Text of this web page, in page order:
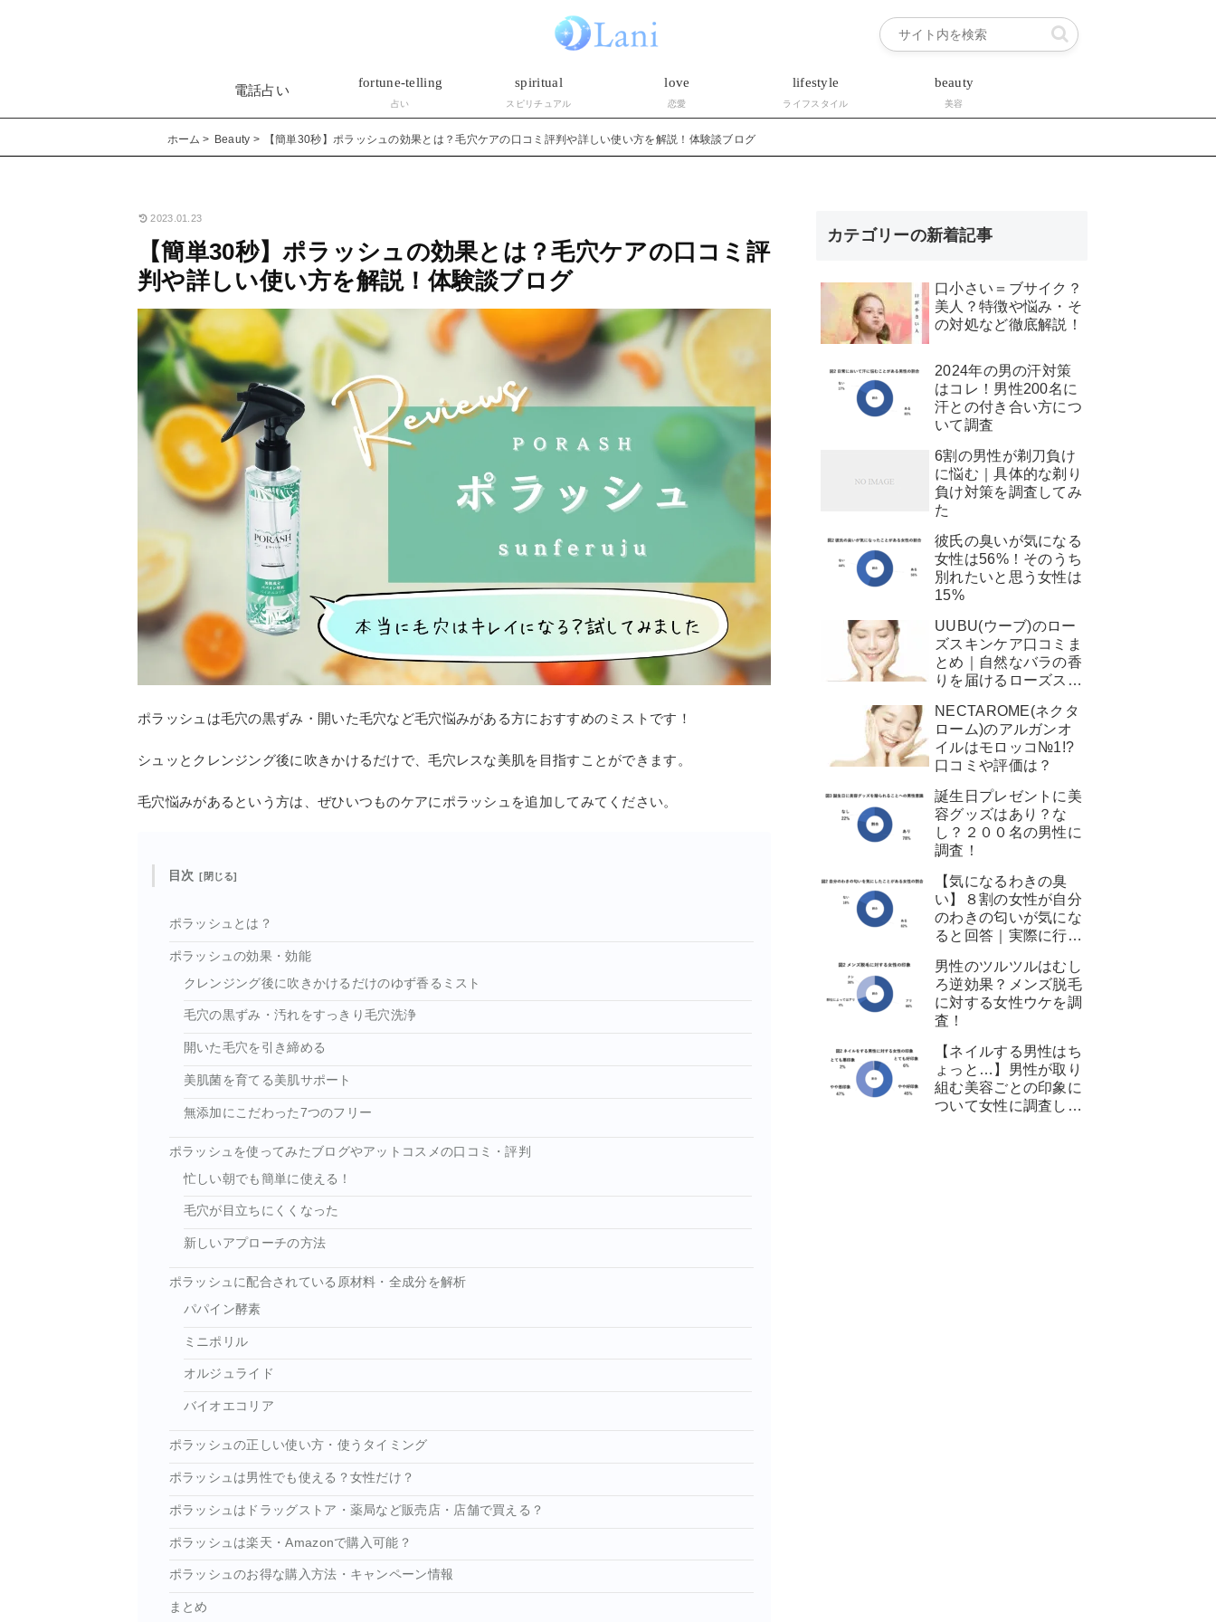
電話占い
fortune-telling
占い
spiritual
スピリチュアル
love
恋愛
lifestyle
ライフスタイル
beauty
美容
ホーム Beauty 【簡単30秒】ポラッシュの効果とは？毛穴ケアの口コミ評判や詳しい使い方を解説！体験談ブログ
2023.01.23
【簡単30秒】ポラッシュの効果とは？毛穴ケアの口コミ評
判や詳しい使い方を解説！体験談ブログ
ポラッシュは毛穴の黒ずみ・開いた毛穴など毛穴悩みがある方におすすめのミストです！
シュッとクレンジング後に吹きかけるだけで、毛穴レスな美肌を目指すことができます。
毛穴悩みがあるという方は、ぜひいつものケアにポラッシュを追加してみてください。
目次
ポラッシュとは？
ポラッシュの効果・効能
クレンジング後に吹きかけるだけのゆず香るミスト
毛穴の黒ずみ・汚れをすっきり毛穴洗浄
開いた毛穴を引き締める
美肌菌を育てる美肌サポート
無添加にこだわった7つのフリー
ポラッシュを使ってみたブログやアットコスメの口コミ・評判
忙しい朝でも簡単に使える！
毛穴が目立ちにくくなった
新しいアプローチの方法
ポラッシュに配合されている原材料・全成分を解析
パパイン酵素
ミニポリル
オルジュライド
バイオエコリア
ポラッシュの正しい使い方・使うタイミング
ポラッシュは男性でも使える？女性だけ？
ポラッシュはドラッグストア・薬局など販売店・店舗で買える？
ポラッシュは楽天・Amazonで購入可能？
ポラッシュのお得な購入方法・キャンペーン情報
まとめ
カテゴリーの新着記事
口小さい＝ブサイク？
美人？特徴や悩み・そ
の対処など徹底解説！
2024年の男の汗対策
はコレ！男性200名に
汗との付き合い方につ
いて調査
6割の男性が剃刀負け
に悩む｜具体的な剃り
負け対策を調査してみ
た
彼氏の臭いが気になる
女性は56%！そのうち
別れたいと思う女性は
15%
UUBU(ウーブ)のロー
ズスキンケア口コミま
とめ｜自然なバラの香
りを届けるローズスキ
NECTAROME(ネクタ
ローム)のアルガンオ
イルはモロッコ№1!?
口コミや評価は？
誕生日プレゼントに美
容グッズはあり？な
し？２００名の男性に
調査！
【気になるわきの臭
い】８割の女性が自分
のわきの匂いが気にな
ると回答｜実際に行っ
男性のツルツルはむし
ろ逆効果？メンズ脱毛
に対する女性ウケを調
査！
【ネイルする男性はち
ょっと…】男性が取り
組む美容ごとの印象に
ついて女性に調査して